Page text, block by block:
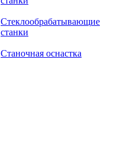
Стеклообрабатывающие
станки
Станочная оснастка